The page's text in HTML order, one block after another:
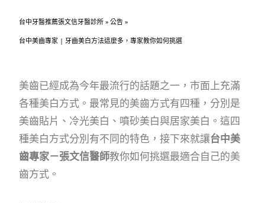
台中牙醫推薦張文信牙醫診所 » 公告 »
台中美齒專家 | 牙齒美白方法這麼多，專家教你如何挑選
美齒已經成為今年最流行的話題之一，市面上充滿
各種美白方式。最常見的美齒方式有四種，分別是
美齒貼片、冷光美白、噴砂美白與居家美白。這四
種美白方式分別有不同的特色，接下來就讓台中美
齒專家－張文信醫師教你如何挑選最適合自己的美
齒方式。